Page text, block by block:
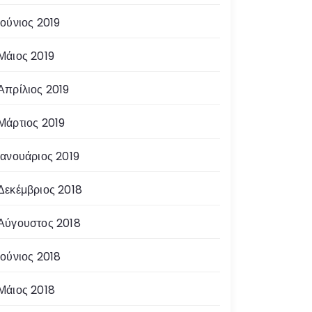
2019
2019
2019
2019
2019
2018
2018
2018
2018